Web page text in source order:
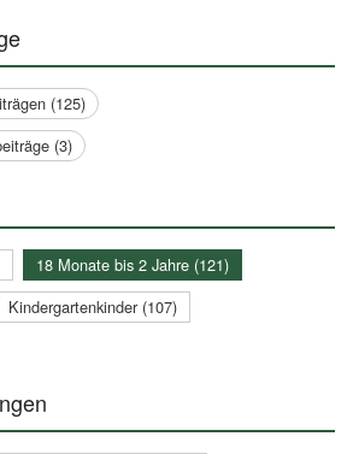
(125)
(3)
18 Monate bis 2 Jahre (121)
Kindergartenkinder (107)